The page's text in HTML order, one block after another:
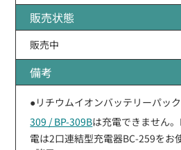
販売状態
販売中
備考
●リチウムイオンバッテリーパッ
309 / BP-309Bは充電できません
電は2口連結型充電器BC-259をお